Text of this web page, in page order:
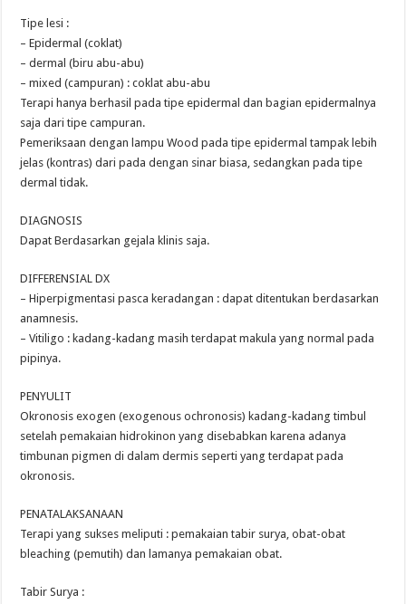
Tipe lesi :
– Epidermal (coklat)
– dermal (biru abu-abu)
– mixed (campuran) : coklat abu-abu
Terapi hanya berhasil pada tipe epidermal dan bagian epidermalnya
saja dari tipe campuran.
Pemeriksaan dengan lampu Wood pada tipe epidermal tampak lebih
jelas (kontras) dari pada dengan sinar biasa, sedangkan pada tipe
dermal tidak.
DIAGNOSIS
Dapat Berdasarkan gejala klinis saja.
DIFFERENSIAL DX
– Hiperpigmentasi pasca keradangan : dapat ditentukan berdasarkan
anamnesis.
– Vitiligo : kadang-kadang masih terdapat makula yang normal pada
pipinya.
PENYULIT
Okronosis exogen (exogenous ochronosis) kadang-kadang timbul
setelah pemakaian hidrokinon yang disebabkan karena adanya
timbunan pigmen di dalam dermis seperti yang terdapat pada
okronosis.
PENATALAKSANAAN
Terapi yang sukses meliputi : pemakaian tabir surya, obat-obat
bleaching (pemutih) dan lamanya pemakaian obat.
Tabir Surya :